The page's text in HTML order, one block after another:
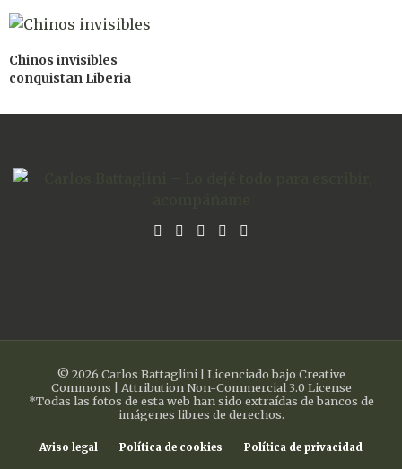
Chinos invisibles
conquistan Liberia
© 2026 Carlos Battaglini | Licenciado bajo Creative
Commons | Attribution Non-Commercial 3.0 License
*Todas las fotos de esta web han sido extraídas de bancos de
imágenes libres de derechos.
Aviso legal Política de cookies Política de privacidad